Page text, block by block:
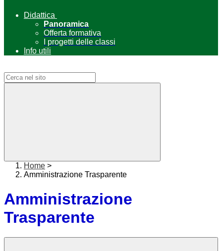
Didattica
Panoramica
Offerta formativa
I progetti delle classi
Info utili
Home >
Amministrazione Trasparente
Amministrazione
Trasparente